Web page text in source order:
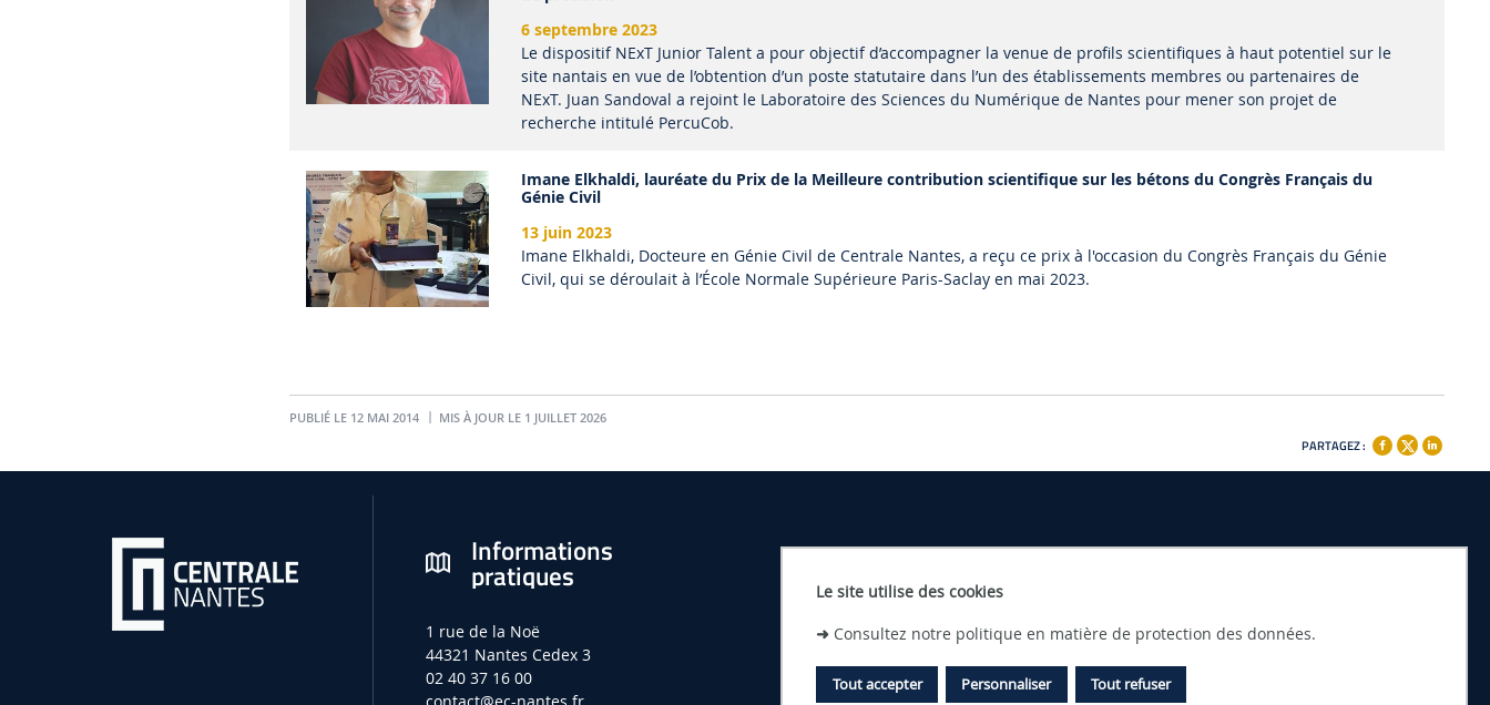
Le site utilise des cookies
➜ Consultez notre politique en matière de protection des données.
Tout accepter Tout refuser
Personnaliser
6 septembre 2023
Le dispositif NExT Junior Talent a pour objectif d’accompagner la venue de profils scientifiques à haut potentiel sur le
site nantais en vue de l’obtention d’un poste statutaire dans l’un des établissements membres ou partenaires de
NExT. Juan Sandoval a rejoint le Laboratoire des Sciences du Numérique de Nantes pour mener son projet de
recherche intitulé PercuCob.
Imane Elkhaldi, lauréate du Prix de la Meilleure contribution scientifique sur les bétons du Congrès Français du
Génie Civil
13 juin 2023
Imane Elkhaldi, Docteure en Génie Civil de Centrale Nantes, a reçu ce prix à l'occasion du Congrès Français du Génie
Civil, qui se déroulait à l’École Normale Supérieure Paris-Saclay en mai 2023.
PUBLIÉ LE 12 MAI 2014 MIS À JOUR LE 1 JUILLET 2026
PARTAGEZ :
Informations
pratiques
1 rue de la Noë
44321 Nantes Cedex 3
02 40 37 16 00